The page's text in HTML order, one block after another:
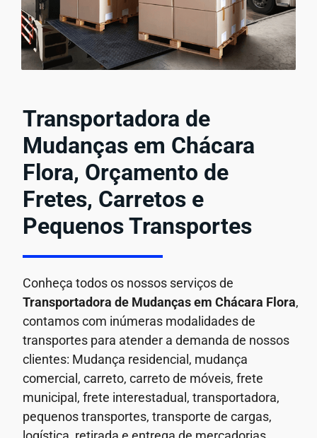
Transportadora de
Mudanças em Chácara
Flora, Orçamento de
Fretes, Carretos e
Pequenos Transportes
Conheça todos os nossos serviços de
Transportadora de Mudanças em Chácara Flora,
contamos com inúmeras modalidades de
transportes para atender a demanda de nossos
clientes: Mudança residencial, mudança
comercial, carreto, carreto de móveis, frete
municipal, frete interestadual, transportadora,
pequenos transportes, transporte de cargas,